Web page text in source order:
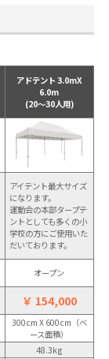
アドテント 3.0mX
6.0m
(20～30人用)
アイテント最大サイズ
になります。
運動会の本部タープテ
ントとしても多くの小
学校の方にご使用いた
だいております。
オープン
￥ 154,000
300cm X 600cm（ベ
ース面積）
48.3kg